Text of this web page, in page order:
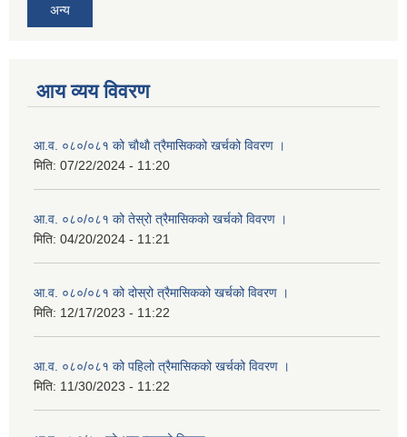
अन्य
आय व्यय विवरण
आ.व. ०८०/०८१ को चाैथाै त्रैमासिकको खर्चको विवरण ।
मिति: 07/22/2024 - 11:20
आ.व. ०८०/०८१ को तेस्रो त्रैमासिकको खर्चको विवरण ।
मिति: 04/20/2024 - 11:21
आ.व. ०८०/०८१ को दोस्रो त्रैमासिकको खर्चको विवरण ।
मिति: 12/17/2023 - 11:22
आ.व. ०८०/०८१ को पहिलो त्रैमासिकको खर्चको विवरण ।
मिति: 11/30/2023 - 11:22